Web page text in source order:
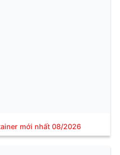
mới nhất 08/2026